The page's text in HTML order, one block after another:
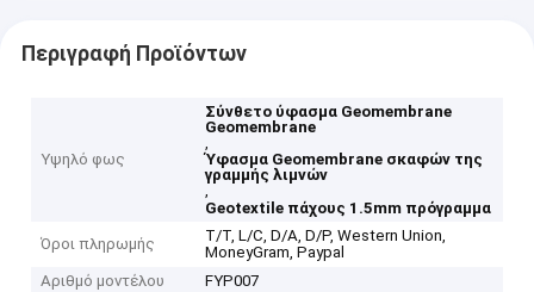
Περιγραφή Προϊόντων
Υψηλό φως
Σύνθετο ύφασμα Geomembrane
Geomembrane
,
Ύφασμα Geomembrane σκαφών της
γραμμής λιμνών
,
Geotextile πάχους 1.5mm πρόγραμμα
Όροι πληρωμής
T/T, L/C, D/A, D/P, Western Union,
MoneyGram, Paypal
Αριθμό μοντέλου
FYP007